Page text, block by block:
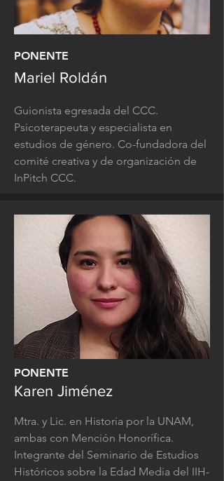
PONENTE
Mariel Roldán
Guionista egresada del CCC.
Psicoterapeuta y especialista en
estudios de género. Co-fundadora del
comité creativa y de organización de
InPitch CCC.
PONENTE
Karen Jiménez
Mtra. y Lic. en Historia por la UNAM,
ambas con Mención Honorífica.
Integrante del Seminario de Estudios
Históricos sobre la Edad Media del IIH-